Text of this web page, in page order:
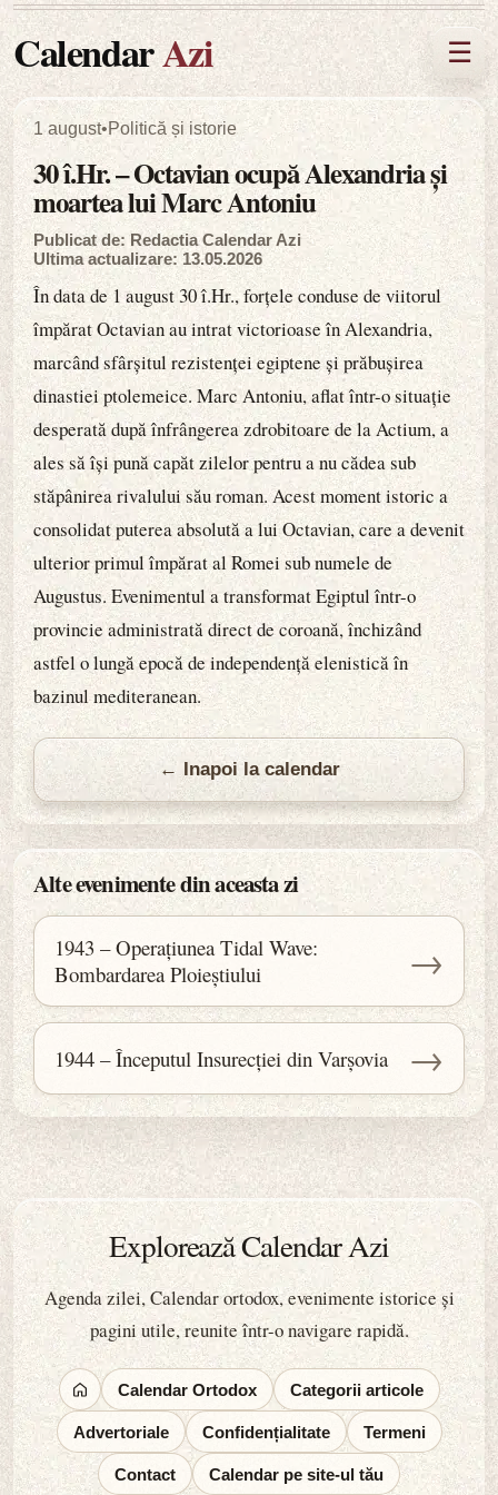
CalendarAzi ☰
1 august•Politică și istorie
30 î.Hr. – Octavian ocupă Alexandria și
moartea lui Marc Antoniu
Publicat de: Redactia Calendar Azi
Ultima actualizare: 13.05.2026
În data de 1 august 30 î.Hr., forțele conduse de viitorul
împărat Octavian au intrat victorioase în Alexandria,
marcând sfârșitul rezistenței egiptene și prăbușirea
dinastiei ptolemeice. Marc Antoniu, aflat într-o situație
desperată după înfrângerea zdrobitoare de la Actium, a
ales să își pună capăt zilelor pentru a nu cădea sub
stăpânirea rivalului său roman. Acest moment istoric a
consolidat puterea absolută a lui Octavian, care a devenit
ulterior primul împărat al Romei sub numele de
Augustus. Evenimentul a transformat Egiptul într-o
provincie administrată direct de coroană, închizând
astfel o lungă epocă de independență elenistică în
bazinul mediteranean.
← Inapoi la calendar
Alte evenimente din aceasta zi
1943 – Operațiunea Tidal Wave:
Bombardarea Ploieștiului
→
1944 – Începutul Insurecției din Varșovia →
Explorează Calendar Azi
Agenda zilei, Calendar ortodox, evenimente istorice și
pagini utile, reunite într-o navigare rapidă.
Calendar Ortodox Categorii articole
Advertoriale Confidențialitate Termeni
Contact Calendar pe site-ul tău